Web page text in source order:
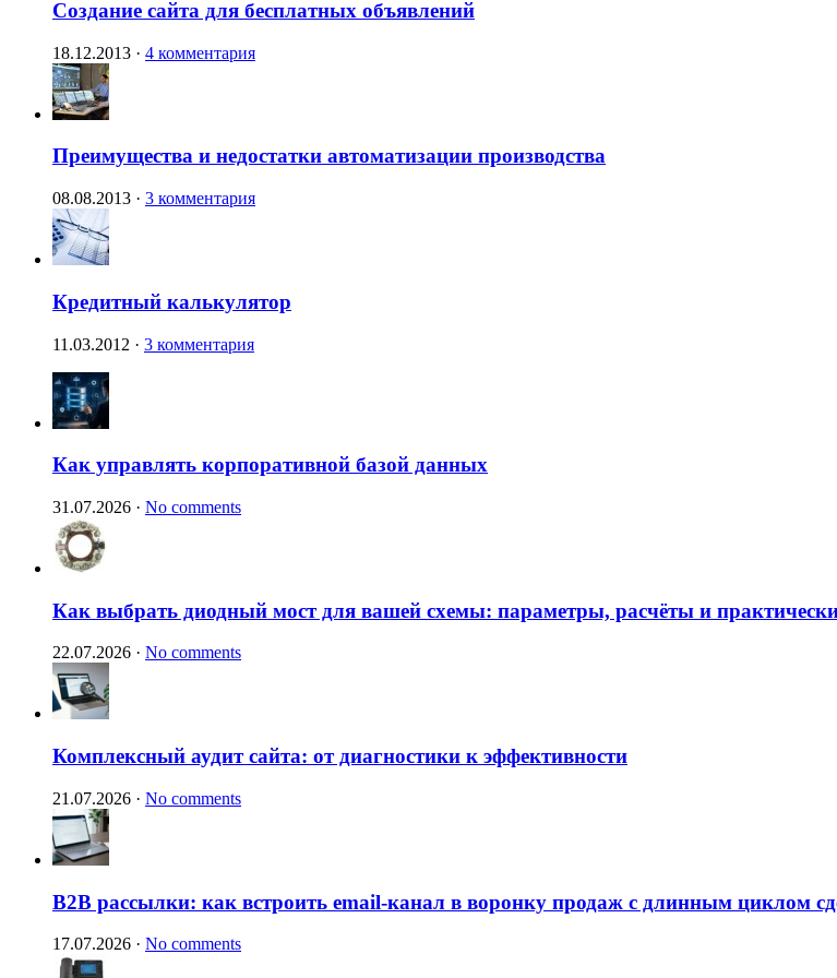
Создание сайта для бесплатных объявлений
18.12.2013 · 4 комментария
Преимущества и недостатки автоматизации производства
08.08.2013 · 3 комментария
Кредитный калькулятор
11.03.2012 · 3 комментария
Как управлять корпоративной базой данных
31.07.2026 · No comments
Как выбрать диодный мост для вашей схемы: параметры, расчёты и
22.07.2026 · No comments
Комплексный аудит сайта: от диагностики к эффективности
21.07.2026 · No comments
B2B рассылки: как встроить email-канал в воронку продаж с длинным циклом
17.07.2026 · No comments